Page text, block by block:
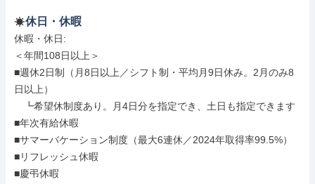
休日・休暇
休暇・休日:
＜年間108日以上＞
■週休2日制（月8日以上／シフト制・平均月9日休み。2月のみ8
日以上）
┗希望休制度あり。月4日分を指定でき、土日も指定できます
■年次有給休暇
■サマーバケーション制度（最大6連休／2024年取得率99.5%）
■リフレッシュ休暇
■慶弔休暇